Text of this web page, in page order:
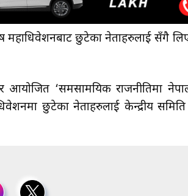
महाधिवेशनबाट छुटेका नेताहरुलाई सँगै
आयोजित ‘समसामयिक राजनीतिमा
छुटेका नेताहरुलाई केन्द्रीय